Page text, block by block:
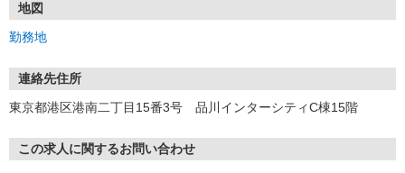
お電話の際は「イーアイデムを見た」と伝えるとスムーズです。
地図
勤務地
連絡先住所
東京都港区港南二丁目15番3号 品川インターシティC棟15階
この求人に関するお問い合わせ